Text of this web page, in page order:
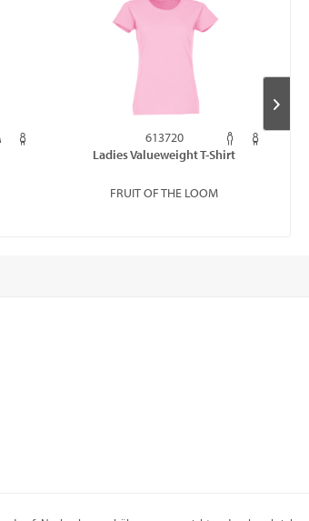
613720
Ladies Valueweight T-Shirt
FRUIT OF THE LOOM